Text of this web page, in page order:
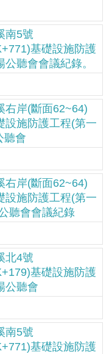
南5號
基礎設施防護
聽會會議紀錄。
右岸(斷面62~64)
設施防護工程(第一
聽會
右岸(斷面62~64)
設施防護工程(第一
聽會會議紀錄
北4號
基礎設施防護
公聽會
南5號
基礎設施防護